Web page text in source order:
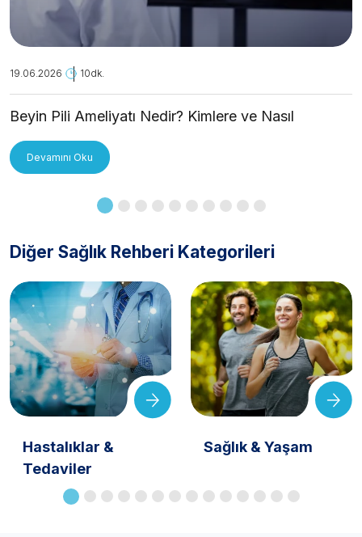
19.06.2026 10dk.
Beyin Pili Ameliyatı Nedir? Kimlere ve Nasıl
Devamını Oku
Diğer Sağlık Rehberi Kategorileri
Hastalıklar &
Tedaviler
Sağlık & Yaşam